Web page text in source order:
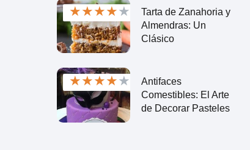
★★★★★
Tarta de Zanahoria y
Almendras: Un
Clásico
★★★★★
Antifaces
Comestibles: El Arte
de Decorar Pasteles